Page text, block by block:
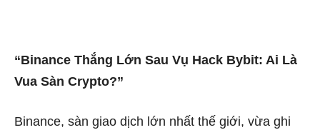
“Binance Thắng Lớn Sau Vụ Hack Bybit: Ai Là
Vua Sàn Crypto?”
Binance, sàn giao dịch lớn nhất thế giới, vừa ghi